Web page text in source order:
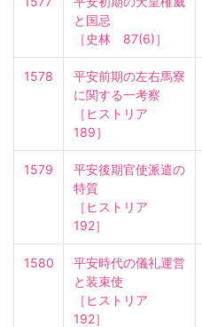
と国忌
［史林　87(6)］
1578
平安前期の左右馬寮
に関する一考察
［ヒストリア
189］
1579
平安後期官使派遣の
特質
［ヒストリア
192］
1580
平安時代の儀礼運営
と装束使
［ヒストリア
192］